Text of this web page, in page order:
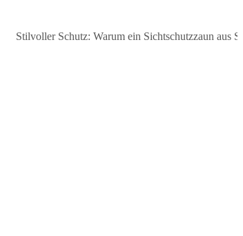
Stilvoller Schutz: Warum ein Sichtschutzzaun aus